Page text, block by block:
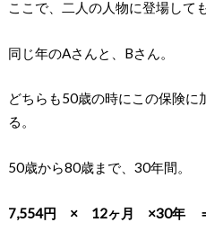
ここで、二人の人物に登場して
同じ年のAさんと、Bさん。
どちらも50歳の時にこの保険
る。
50歳から80歳まで、30年間。
7,554円 × 12ヶ月 ×30年 ＝